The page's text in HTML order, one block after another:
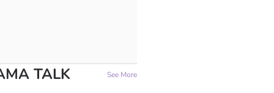
TALK See More